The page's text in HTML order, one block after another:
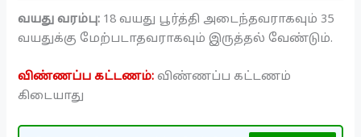
வயது வரம்பு: 18 வயது பூர்த்தி அடைந்தவராகவும் 35
வயதுக்கு மேற்படாதவராகவும் இருத்தல் வேண்டும்.
விண்ணப்ப கட்டணம்: விண்ணப்ப கட்டணம்
கிடையாது